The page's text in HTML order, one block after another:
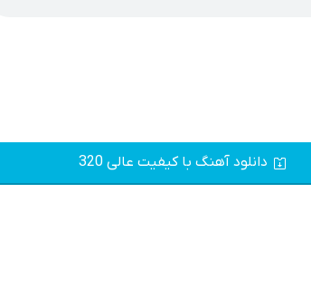
دانلود آهنگ با کیفیت عالی 320